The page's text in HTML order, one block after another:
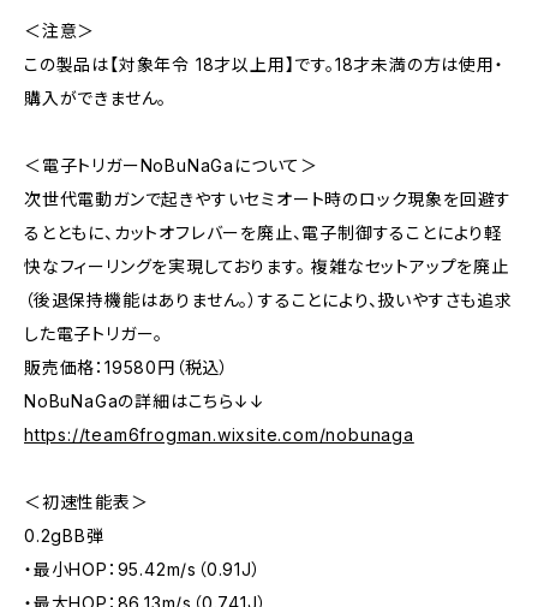
＜注意＞
この製品は【対象年令 18才以上用】です。18才未満の方は使用・
購入ができません。
＜電子トリガーNoBuNaGaについて＞
次世代電動ガンで起きやすいセミオート時のロック現象を回避す
るとともに、カットオフレバーを廃止、電子制御することにより軽
快なフィーリングを実現しております。 複雑なセットアップを廃止
（後退保持機能はありません。）することにより、扱いやすさも追求
した電子トリガー。
販売価格：19580円（税込）
NoBuNaGaの詳細はこちら↓↓
https://team6frogman.wixsite.com/nobunaga
＜初速性能表＞
0.2gBB弾
・最小HOP：95.42m/s（0.91J）
・最大HOP：86.13m/s（0.741J）